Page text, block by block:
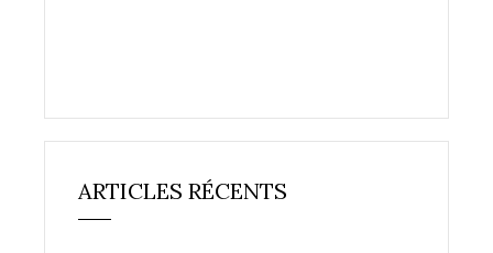
ARTICLES RÉCENTS